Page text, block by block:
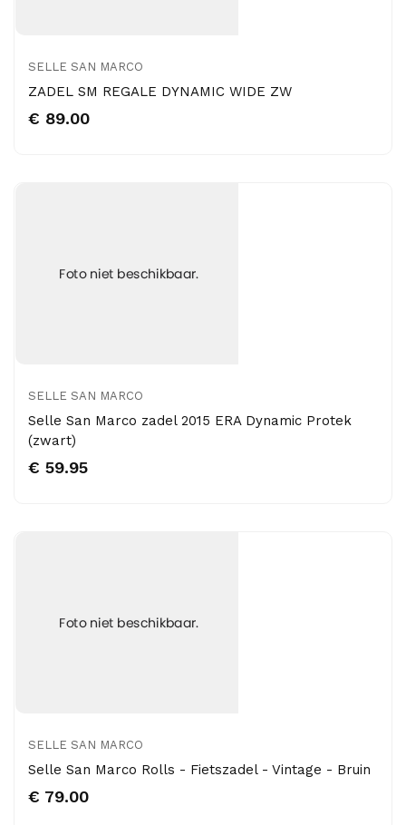
SELLE SAN MARCO
ZADEL SM REGALE DYNAMIC WIDE ZW
€ 89.00
SELLE SAN MARCO
Selle San Marco zadel 2015 ERA Dynamic Protek
(zwart)
€ 59.95
SELLE SAN MARCO
Selle San Marco Rolls - Fietszadel - Vintage - Bruin
€ 79.00